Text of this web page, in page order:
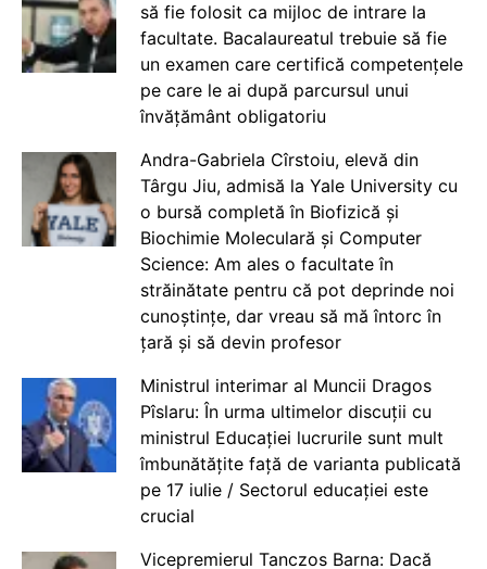
să fie folosit ca mijloc de intrare la
facultate. Bacalaureatul trebuie să fie
un examen care certifică competențele
pe care le ai după parcursul unui
învățământ obligatoriu
Andra-Gabriela Cîrstoiu, elevă din
Târgu Jiu, admisă la Yale University cu
o bursă completă în Biofizică și
Biochimie Moleculară și Computer
Science: Am ales o facultate în
străinătate pentru că pot deprinde noi
cunoștințe, dar vreau să mă întorc în
țară și să devin profesor
Ministrul interimar al Muncii Dragos
Pîslaru: În urma ultimelor discuții cu
ministrul Educației lucrurile sunt mult
îmbunătățite față de varianta publicată
pe 17 iulie / Sectorul educației este
crucial
Vicepremierul Tanczos Barna: Dacă